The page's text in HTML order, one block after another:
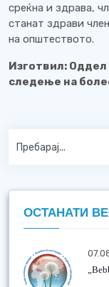
среќна и здрава,
станат здрави
на општеството.
Изготвил: Оддел
следење на
ОСТАНАТИ